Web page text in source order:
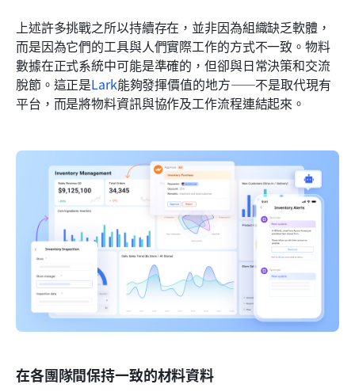
上述許多挑戰之所以持續存在，並非因為組織缺乏軟體，
而是因為它們的工具與人們實際工作的方式不一致。物料
數據在正式系統中可能是準確的，但卻與日常決策和交流
脫節。這正是Lark能夠發揮價值的地方——不是取代現有
平台，而是將物料資訊與協作及工作流程連結起來。
在各團隊間保持一致的材料資料